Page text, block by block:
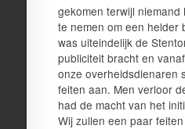
gekomen terwijl
te nemen om een helder
was uiteindelijk de
publiciteit bracht en
onze overheidsdienaren
feiten aan. Men verloor
had de macht van het
Wij zullen een paar